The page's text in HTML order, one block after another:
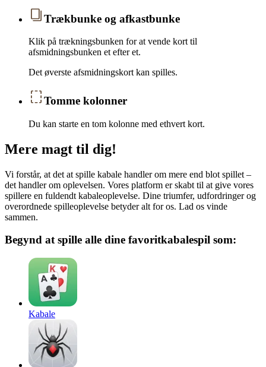
Trækbunke og afkastbunke
Klik på trækningsbunken for at vende kort til
afsmidningsbunken et efter et.
Det øverste afsmidningskort kan spilles.
Tomme kolonner
Du kan starte en tom kolonne med ethvert kort.
Mere magt til dig!
Vi forstår, at det at spille kabale handler om mere end blot spillet –
det handler om oplevelsen. Vores platform er skabt til at give vores
spillere en fuldendt kabaleoplevelse. Dine triumfer, udfordringer og
overordnede spilleoplevelse betyder alt for os. Lad os vinde
sammen.
Begynd at spille alle dine favoritkabalespil som:
Kabale